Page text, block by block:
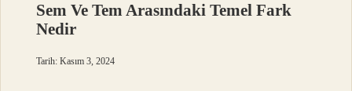
Sem Ve Tem Arasındaki Temel Fark
Nedir
Tarih: Kasım 3, 2024